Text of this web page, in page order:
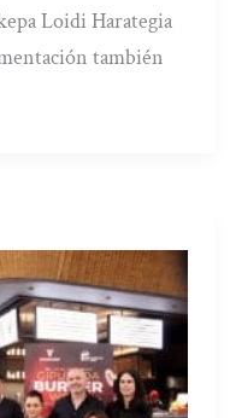
Loidi Harategia
también